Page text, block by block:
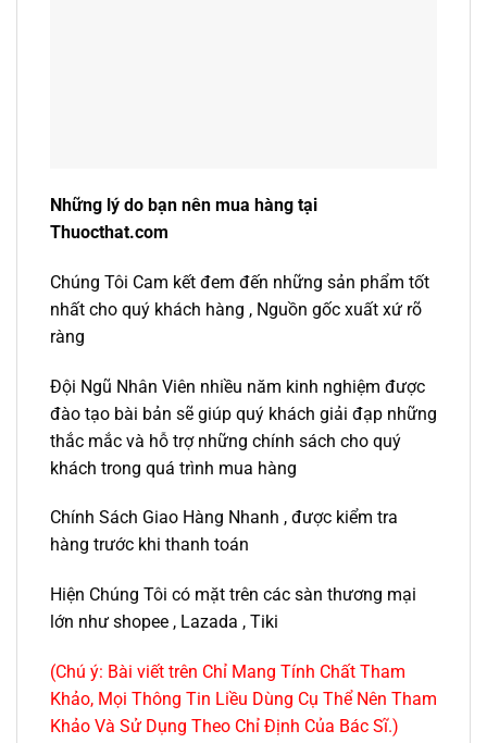
Những lý do bạn nên mua hàng tại
Thuocthat.com
Chúng Tôi Cam kết đem đến những sản phẩm tốt
nhất cho quý khách hàng , Nguồn gốc xuất xứ rõ
ràng
Đội Ngũ Nhân Viên nhiều năm kinh nghiệm được
đào tạo bài bản sẽ giúp quý khách giải đạp những
thắc mắc và hỗ trợ những chính sách cho quý
khách trong quá trình mua hàng
Chính Sách Giao Hàng Nhanh , được kiểm tra
hàng trước khi thanh toán
Hiện Chúng Tôi có mặt trên các sàn thương mại
lớn như shopee , Lazada , Tiki
(Chú ý: Bài viết trên Chỉ Mang Tính Chất Tham
Khảo, Mọi Thông Tin Liều Dùng Cụ Thể Nên Tham
Khảo Và Sử Dụng Theo Chỉ Định Của Bác Sĩ.)